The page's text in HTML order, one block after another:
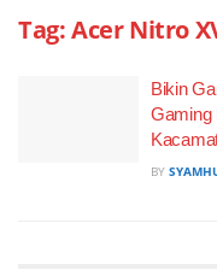
Tag:Acer Nitro
Bikin
Gaming
BY